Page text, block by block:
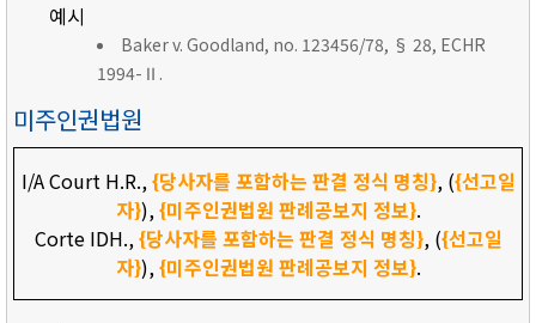
예시
Baker v. Goodland, no. 123456/78, § 28, ECHR
1994-Ⅱ.
미주인권법원
I/A Court H.R.,{당사자를 포함하는 판결 정식 명칭}, ({선고일
자}),{미주인권법원 판례공보지 정보}.
Corte IDH.,{당사자를 포함하는 판결 정식 명칭}, ({선고일
자}),{미주인권법원 판례공보지 정보}.